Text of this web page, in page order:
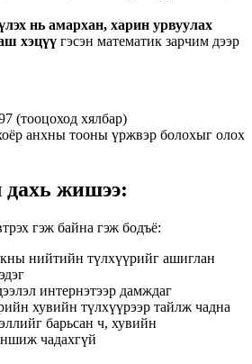
нь амархан, харин урвуулах
хэцүү гэсэн математик зарчим дээр
(тооцоход хялбар)
анхны тооны үржвэр болохыг олох
дахь жишээ:
гэж байна гэж бодъё:
нийтийн түлхүүрийг ашиглан
интернэтээр дамждаг
хувийн түлхүүрээр тайлж чадна
барьсан ч, хувийн
чадахгүй